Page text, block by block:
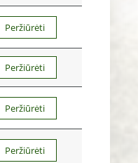
Peržiūrėti
Peržiūrėti
Peržiūrėti
Peržiūrėti